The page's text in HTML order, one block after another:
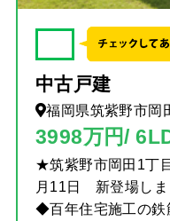
中古戸建
福岡県筑紫野市岡
3998万円/
★筑紫野市岡田1丁
月11日 新登場し
◆百年住宅施工の鉄